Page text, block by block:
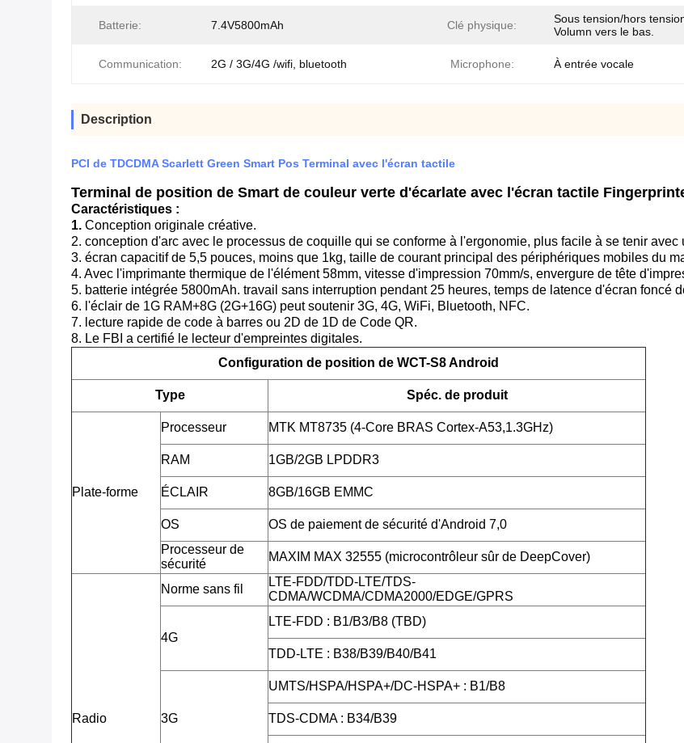
Batterie: 7.4V5800mAh Clé physique:
Sous tension/hors
Volumn vers le bas.
Communication: 2G / 3G/4G /wifi, bluetooth Microphone: À entrée vocale
Description
PCI de TDCDMA Scarlett Green Smart Pos Terminal avec l'écran tactile
Terminal de position de Smart de couleur verte d'écarlate avec l'écran tactile
Caractéristiques :
1. Conception originale créative.
2. conception d'arc avec le processus de coquille qui se conforme à l'ergonomie, plus facile à se tenir
3. écran capacitif de 5,5 pouces, moins que 1kg, taille de courant principal des périphériques mobiles du
4. Avec l'imprimante thermique de l'élément 58mm, vitesse d'impression 70mm/s, envergure de tête
5. batterie intégrée 5800mAh. travail sans interruption pendant 25 heures, temps de latence d'écran foncé
6. l'éclair de 1G RAM+8G (2G+16G) peut soutenir 3G, 4G, WiFi, Bluetooth, NFC.
7. lecture rapide de code à barres ou 2D de 1D de Code QR.
8. Le FBI a certifié le lecteur d'empreintes digitales.
Configuration de position de WCT-S8 Android
Type Spéc. de produit
Plate-forme
Processeur MTK MT8735 (4-Core BRAS Cortex-A53,1.3GHz)
RAM 1GB/2GB LPDDR3
ÉCLAIR 8GB/16GB EMMC
OS
OS de paiement de sécurité d'Android 7,0
Processeur de
sécurité
MAXIM MAX 32555 (microcontrôleur sûr de DeepCover)
Radio
Norme sans fil
LTE-FDD/TDD-LTE/TDS-
CDMA/WCDMA/CDMA2000/EDGE/GPRS
4G
LTE-FDD : B1/B3/B8 (TBD)
TDD-LTE : B38/B39/B40/B41
3G
UMTS/HSPA/HSPA+/DC-HSPA+ : B1/B8
TDS-CDMA : B34/B39